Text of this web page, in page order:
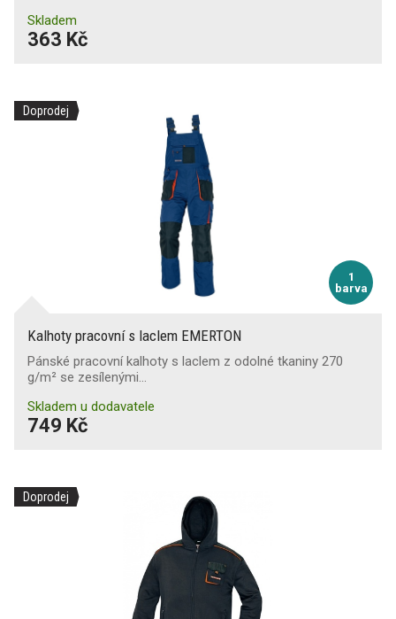
Skladem
363 Kč
Doprodej
1
barva
Kalhoty pracovní s laclem EMERTON
Pánské pracovní kalhoty s laclem z odolné tkaniny 270
g/m² se zesílenými…
Skladem u dodavatele
749 Kč
Doprodej